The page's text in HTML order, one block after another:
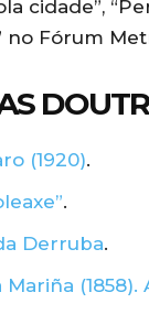
cidade”,
no Fórum
(1920).
.
Derruba.
Mariña